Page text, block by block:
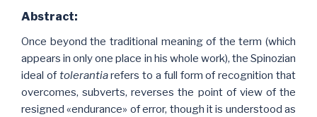
Abstract:
Once beyond the traditional meaning of the term (which
appears in only one place in his whole work), the Spinozian
ideal of tolerantiarefers to a full form of recognition that
overcomes, subverts, reverses the point of view of the
resigned «endurance» of error, though it is understood as